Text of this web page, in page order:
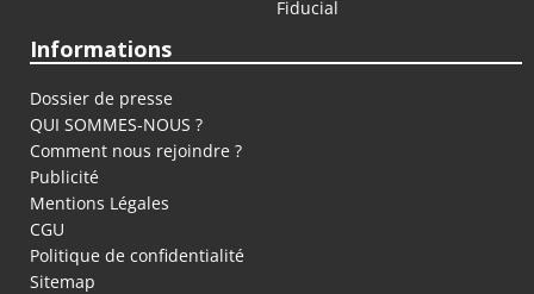
Fiducial
Informations
Dossier de presse
QUI SOMMES-NOUS ?
Comment nous rejoindre ?
Publicité
Mentions Légales
CGU
Politique de confidentialité
Sitemap